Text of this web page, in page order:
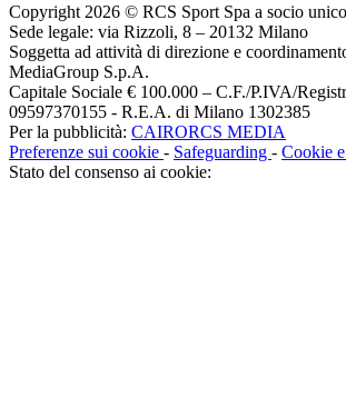
Copyright 2026 © RCS Sport Spa a socio unico
Sede legale: via Rizzoli, 8 – 20132 Milano
Soggetta ad attività di direzione e
MediaGroup S.p.A.
Capitale Sociale € 100.000 – C.F./P.IVA/
09597370155 - R.E.A. di Milano 1302385
Per la pubblicità: CAIRORCS MEDIA
Preferenze sui cookie - Safeguarding - Cookie
Stato del consenso ai cookie: